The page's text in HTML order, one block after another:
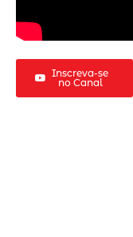
Inscreva-se
no Canal